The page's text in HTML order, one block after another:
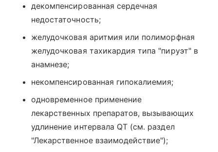
декомпенсированная сердечная
недостаточность;
желудочковая аритмия или полиморфная
желудочковая тахикардия типа "пируэт" в
анамнезе;
некомпенсированная гипокалиемия;
одновременное применение
лекарственных препаратов, вызывающих
удлинение интервала QT (см. раздел
"Лекарственное взаимодействие");